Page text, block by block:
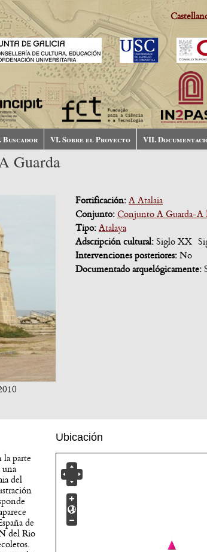
Buscador VI. Sobre el Proyecto VII.
Guarda
Fortificación: A Atalaia
Conjunto: Conjunto A Guarda-A
Tipo: Atalaya
Adscripción cultural: Siglo XX
Intervenciones posteriores: No
Documentado arquelógicamente:
parte
una
del
de
del Rio
Ubicación